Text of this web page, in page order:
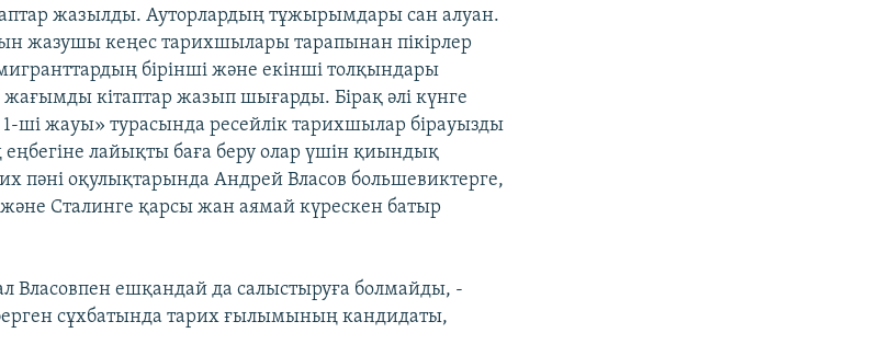
жазылды. Ауторлардың тұжырымдары сан алуан.
жазушы кеңес тарихшылары тарапынан пікірлер
бірінші және екінші толқындары
жағымды кітаптар жазып шығарды. Бірақ әлі күнге
ші жауы» турасында ресейлік тарихшылар бірауызды
лайықты баға беру олар үшін қиындық
пәні оқулықтарында Андрей Власов большевиктерге,
Сталинге қарсы жан аямай күрескен батыр
Власовпен ешқандай да салыстыруға болмайды, -
берген сұхбатында тарих ғылымының кандидаты,